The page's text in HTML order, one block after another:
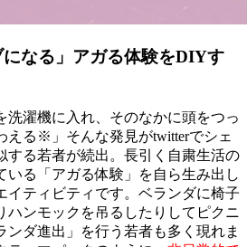
なる」アガる体験をDIYす
洗濯機に入れ、そのなかに頭をつっ
える※」そんな発見がtwitterでシェ
する若者が続出。長引く自粛生活の
いる「アガる体験」を自ら生み出し
イティビティです。ベランダに椅子
ハンモックを吊るしたりしてピクニ
ンダ進出」を行う若者も多く現れま